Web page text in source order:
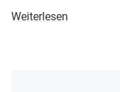
Weiterlesen